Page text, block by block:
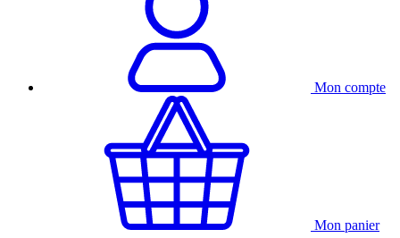
Mon compte
Mon panier